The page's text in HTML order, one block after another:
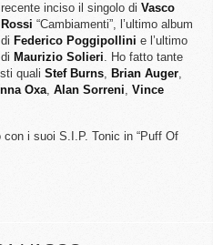
recente inciso il singolo di Vasco
Rossi “Cambiamenti”, l’ultimo album
di Federico Poggipollini e l’ultimo
di Maurizio Solieri. Ho fatto tante
quali Stef Burns, Brian Auger,
Oxa, Alan Sorreni, Vince
i suoi S.I.P. Tonic in “Puff Of